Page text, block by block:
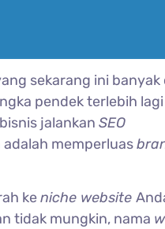
sekarang ini
pendek terlebih
jalankan SEO
memperluas
keniche website
tidak mungkin, nama